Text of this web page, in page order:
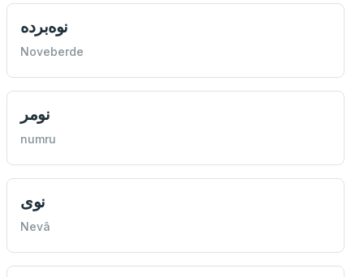
نوه‌برده
Noveberde
نومر
numru
نوی
Nevâ